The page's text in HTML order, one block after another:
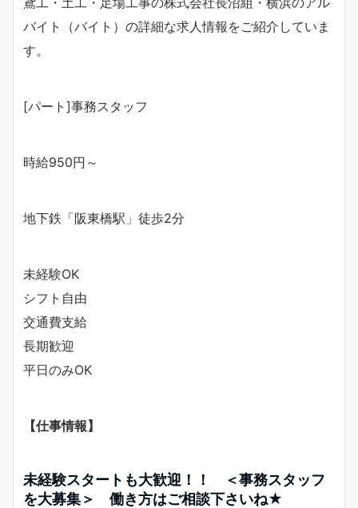
バイト（バイト）の詳細な求人情報をご紹介していま
す。
[パート]事務スタッフ
時給950円～
地下鉄「阪東橋駅」徒歩2分
未経験OK
シフト自由
交通費支給
長期歓迎
平日のみOK
【仕事情報】
未経験スタートも大歓迎！！ ＜事務スタッフ
を大募集＞ 働き方はご相談下さいね★